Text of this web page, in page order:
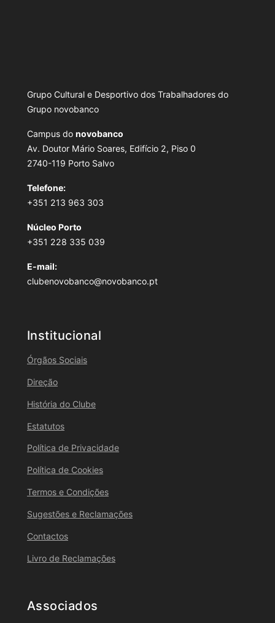
Grupo Cultural e Desportivo dos Trabalhadores do
Grupo novobanco
Campus do novobanco
Av. Doutor Mário Soares, Edifício 2, Piso 0
2740-119 Porto Salvo
Telefone:
+351 213 963 303
Núcleo Porto
+351 228 335 039
E-mail:
clubenovobanco@novobanco.pt
Institucional
Órgãos Sociais
Direção
História do Clube
Estatutos
Política de Privacidade
Política de Cookies
Termos e Condições
Sugestões e Reclamações
Contactos
Livro de Reclamações
Associados